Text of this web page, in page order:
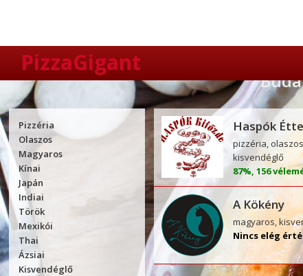
PizzaGigant
Pizzéria
Olaszos
Magyaros
Kínai
Japán
Indiai
Török
Mexikói
Thai
Ázsiai
Kisvendéglő
Haspók
pizzéria,
kisvendéglő
87%, 156
A Kökény
magyaros,
Nincs elég